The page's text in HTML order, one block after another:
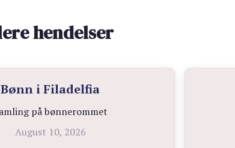
hendelser
Bønn i Filadelfia
på bønnerommet
August 10, 2026